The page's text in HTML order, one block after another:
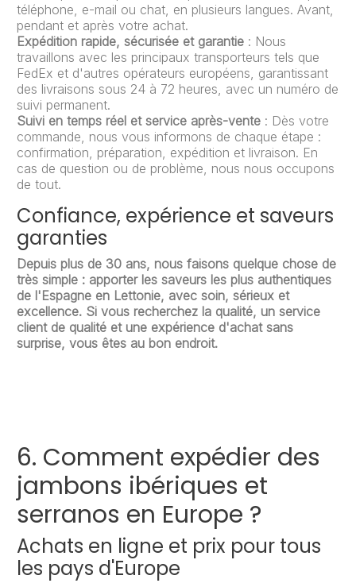
téléphone, e-mail ou chat, en plusieurs langues. Avant,
pendant et après votre achat.
Expédition rapide, sécurisée et garantie : Nous
travaillons avec les principaux transporteurs tels que
FedEx et d'autres opérateurs européens, garantissant
des livraisons sous 24 à 72 heures, avec un numéro de
suivi permanent.
Suivi en temps réel et service après-vente : Dès votre
commande, nous vous informons de chaque étape :
confirmation, préparation, expédition et livraison. En
cas de question ou de problème, nous nous occupons
de tout.
Confiance, expérience et saveurs
garanties
Depuis plus de 30 ans, nous faisons quelque chose de
très simple : apporter les saveurs les plus authentiques
de l'Espagne en Lettonie, avec soin, sérieux et
excellence. Si vous recherchez la qualité, un service
client de qualité et une expérience d'achat sans
surprise, vous êtes au bon endroit.
6. Comment expédier des
jambons ibériques et
serranos en Europe ?
Achats en ligne et prix pour tous
les pays d'Europe